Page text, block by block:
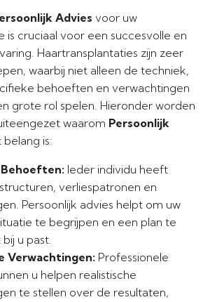
Advies voor uw
is cruciaal voor een succesvolle en
Haartransplantaties zijn zeer
waarbij niet alleen de techniek,
behoeften en verwachtingen
grote rol spelen. Hieronder worden
waarom Persoonlijk
is:
Ieder individu heeft
verliespatronen en
Persoonlijk advies helpt om uw
te begrijpen en een plan te
u past.
Verwachtingen: Professionele
u helpen realistische
te stellen over de resultaten,